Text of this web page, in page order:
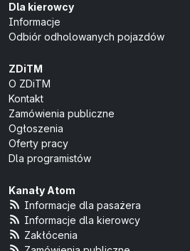
Dla kierowcy
Informacje
Odbiór odholowanych pojazdów
ZDiTM
O ZDiTM
Kontakt
Zamówienia publiczne
Ogłoszenia
Oferty pracy
Dla programistów
Kanały Atom
Informacje dla pasażera
Informacje dla kierowcy
Zakłócenia